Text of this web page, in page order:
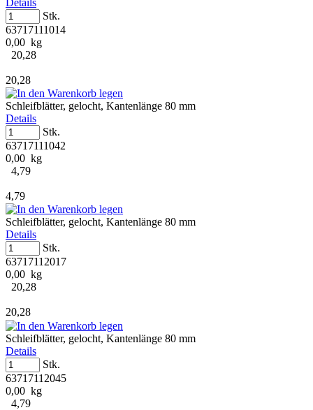
Stk.
63717111014
0,00 kg
20,28
20,28
Schleifblätter, gelocht, Kantenlänge 80 mm
Details
Stk.
63717111042
0,00 kg
4,79
4,79
Schleifblätter, gelocht, Kantenlänge 80 mm
Details
Stk.
63717112017
0,00 kg
20,28
20,28
Schleifblätter, gelocht, Kantenlänge 80 mm
Details
Stk.
63717112045
0,00 kg
4,79